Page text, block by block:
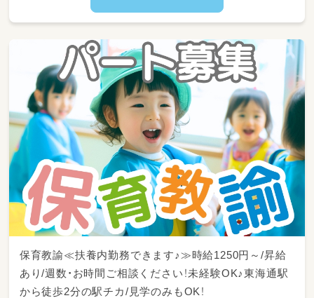
保育教諭≪扶養内勤務できます♪≫時給1250円～/昇給
あり/週数・お時間ご相談ください！未経験OK♪東海通駅
から徒歩2分の駅チカ/見学のみもOK！